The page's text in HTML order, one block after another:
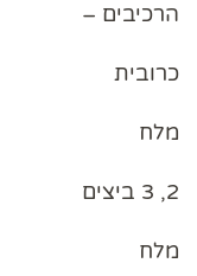
הרכיבים –
כרובית
מלח
2, 3 ביצים
מלח